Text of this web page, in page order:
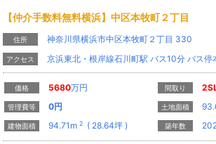
【仲介手数料無料横浜】中区本牧町２丁目
住所 神奈川県横浜市中区本牧町２丁目 330
アクセス 京浜東北・根岸線石川町駅 バス10分 バス停
価格 5680万円
管理費等 0円
建物面積 94.71m 2( 28.64坪 )
間取り
土地面積
築年数